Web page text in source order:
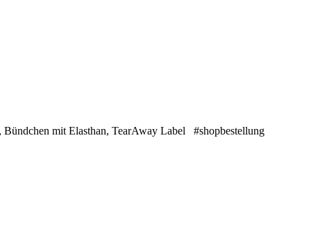
Bündchen mit Elasthan, TearAway Label #shopbestellung